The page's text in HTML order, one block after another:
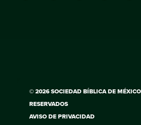
© 2026 SOCIEDAD BÍBLICA DE
RESERVADOS
AVISO DE PRIVACIDAD